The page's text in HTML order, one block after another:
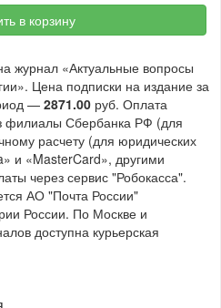
в корзину
журнал «Актуальные вопросы
Цена подписки на издание за
— 2871.00 руб. Оплата
филиалы Сбербанка РФ (для
расчету (для юридических
и «MasterCard», другими
через сервис "Робокасса".
АО "Почта России"
России. По Москве и
доступна курьерская